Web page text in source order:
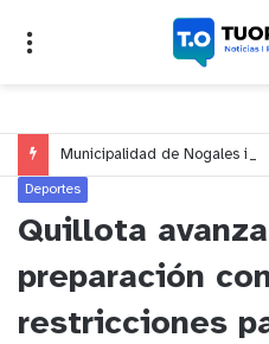
Deportes
Quillota
preparación
restricciones